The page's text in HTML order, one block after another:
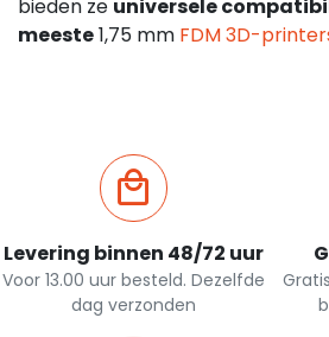
bieden ze universele
meeste1,75 mm FDM 3D-
Levering binnen 48/72 uur
Voor 13.00 uur besteld. Dezelfde
dag verzonden